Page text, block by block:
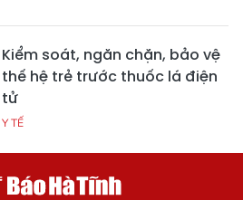
Kiểm soát, ngăn chặn, bảo vệ
thế hệ trẻ trước thuốc lá điện
tử
Y TẾ